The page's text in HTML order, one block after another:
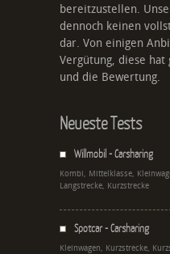
bereitzustellen.
dennoch keinen
dar. Von einigen
Vergütung, diese hat
und die Bewertung.
Neueste Tests
Willmobil - Carsharing
Kombi, Mittelklasse,
Langstrecke, Kurzstrecke
Spotcar - Carsharing
Kleinwagen, Kurzstrecke,